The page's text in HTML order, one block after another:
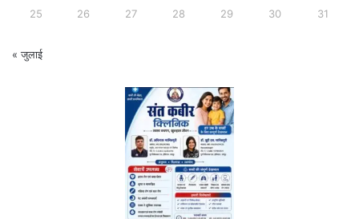
25 26 27 28 29 30 31
« जुलाई